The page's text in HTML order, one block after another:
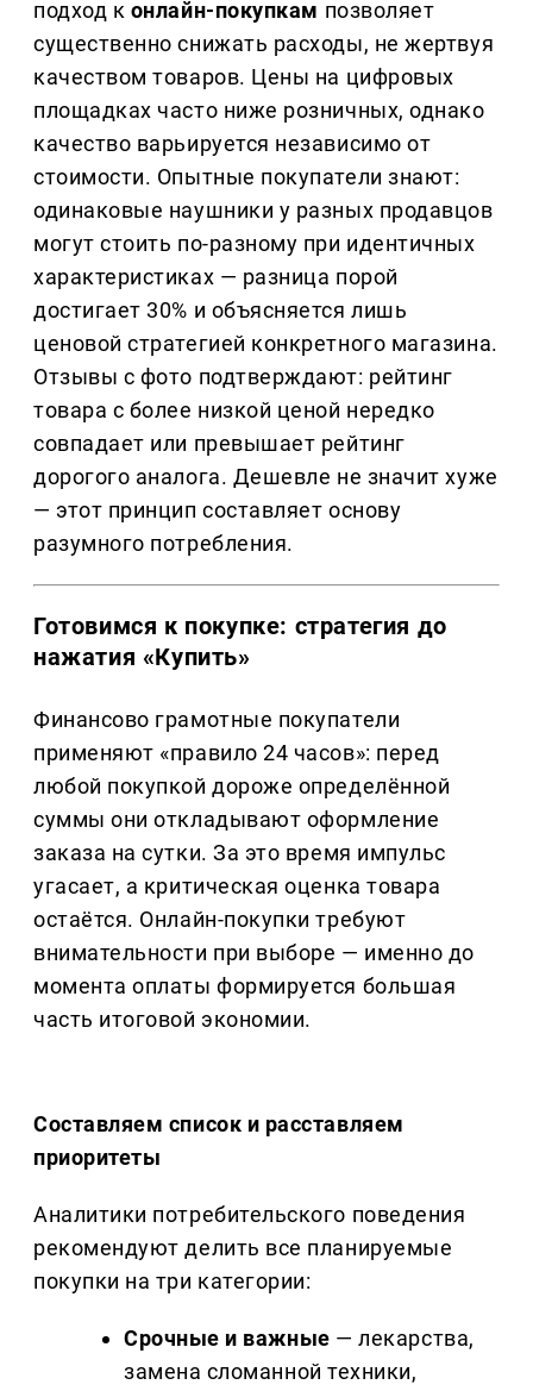
подход к онлайн-покупкам позволяет
существенно снижать расходы, не жертвуя
качеством товаров. Цены на цифровых
площадках часто ниже розничных, однако
качество варьируется независимо от
стоимости. Опытные покупатели знают:
одинаковые наушники у разных продавцов
могут стоить по-разному при идентичных
характеристиках — разница порой
достигает 30% и объясняется лишь
ценовой стратегией конкретного магазина.
Отзывы с фото подтверждают: рейтинг
товара с более низкой ценой нередко
совпадает или превышает рейтинг
дорогого аналога. Дешевле не значит хуже
— этот принцип составляет основу
разумного потребления.
Готовимся к покупке: стратегия до
нажатия «Купить»
Финансово грамотные покупатели
применяют «правило 24 часов»: перед
любой покупкой дороже определённой
суммы они откладывают оформление
заказа на сутки. За это время импульс
угасает, а критическая оценка товара
остаётся. Онлайн-покупки требуют
внимательности при выборе — именно до
момента оплаты формируется большая
часть итоговой экономии.
Составляем список и расставляем
приоритеты
Аналитики потребительского поведения
рекомендуют делить все планируемые
покупки на три категории:
Срочные и важные — лекарства,
замена сломанной техники,